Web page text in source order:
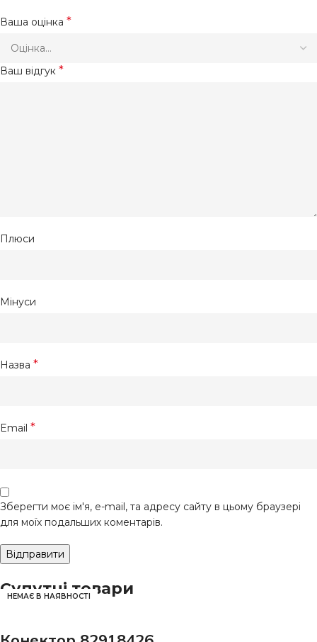
Ваша оцінка *
Ваш відгук *
Плюси
Мінуси
Назва *
Email *
Зберегти моє ім'я, e-mail, та адресу сайту в цьому браузері
для моїх подальших коментарів.
Супутні товари
НЕМАЄ В НАЯВНОСТІ